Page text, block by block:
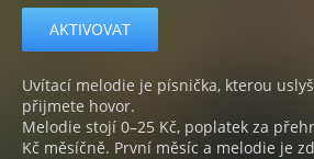
AKTIVOVAT
Uvítací melodie je písnička, kterou
přijmete hovor.
Melodie stojí 0–25 Kč, poplatek za
Kč měsíčně. První měsíc a melodie je